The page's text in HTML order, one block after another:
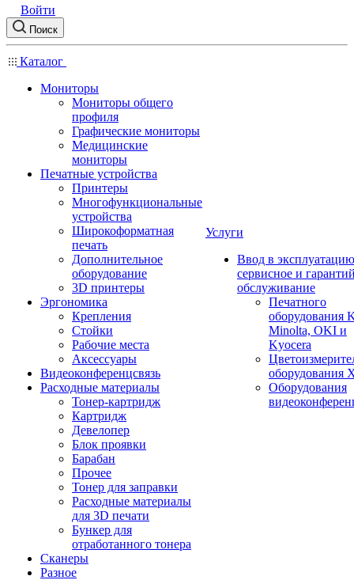
Войти
Поиск
Каталог
Мониторы
Мониторы общего
профиля
Графические мониторы
Медицинские
мониторы
Печатные устройства
Принтеры
Многофункциональные
устройства
Широкоформатная
печать
Дополнительное
оборудование
3D принтеры
Эргономика
Крепления
Стойки
Рабочие места
Аксессуары
Видеоконференцсвязь
Расходные материалы
Тонер-картридж
Картридж
Девелопер
Блок проявки
Барабан
Прочее
Тонер для заправки
Расходные материалы
для 3D печати
Бункер для
отработанного тонера
Сканеры
Разное
Услуги
Ввод в
сервисное и
обслуживание
Печатного
оборудования
Minolta, OKI и
Kyocera
оборудования
Оборудования